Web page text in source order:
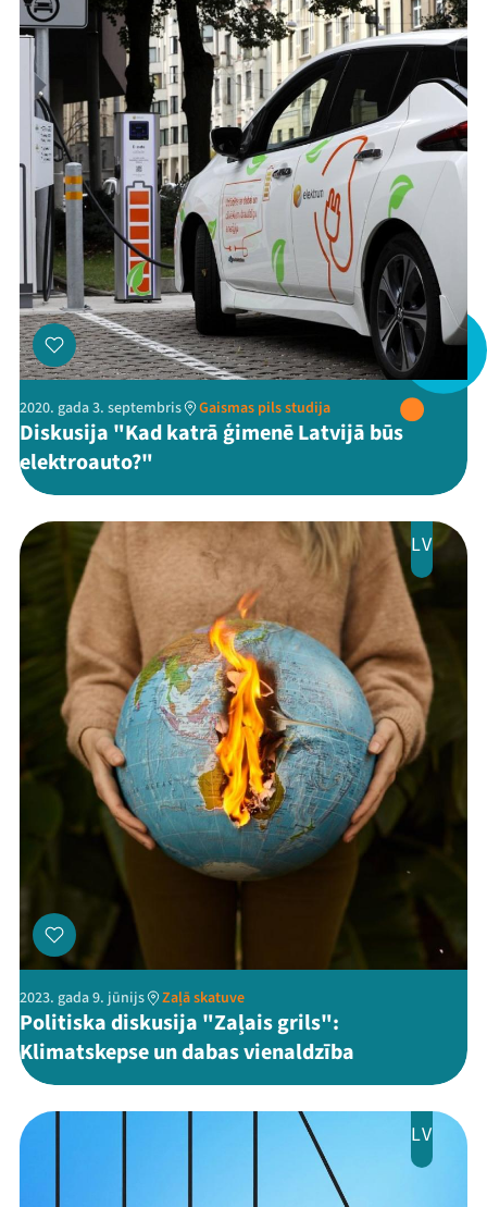
2020. gada 3. septembris Gaismas pils studija
Diskusija "Kad katrā ģimenē Latvijā būs
elektroauto?"
LV
2023. gada 9. jūnijs Zaļā skatuve
Politiska diskusija "Zaļais grils":
Klimatskepse un dabas vienaldzība
LV